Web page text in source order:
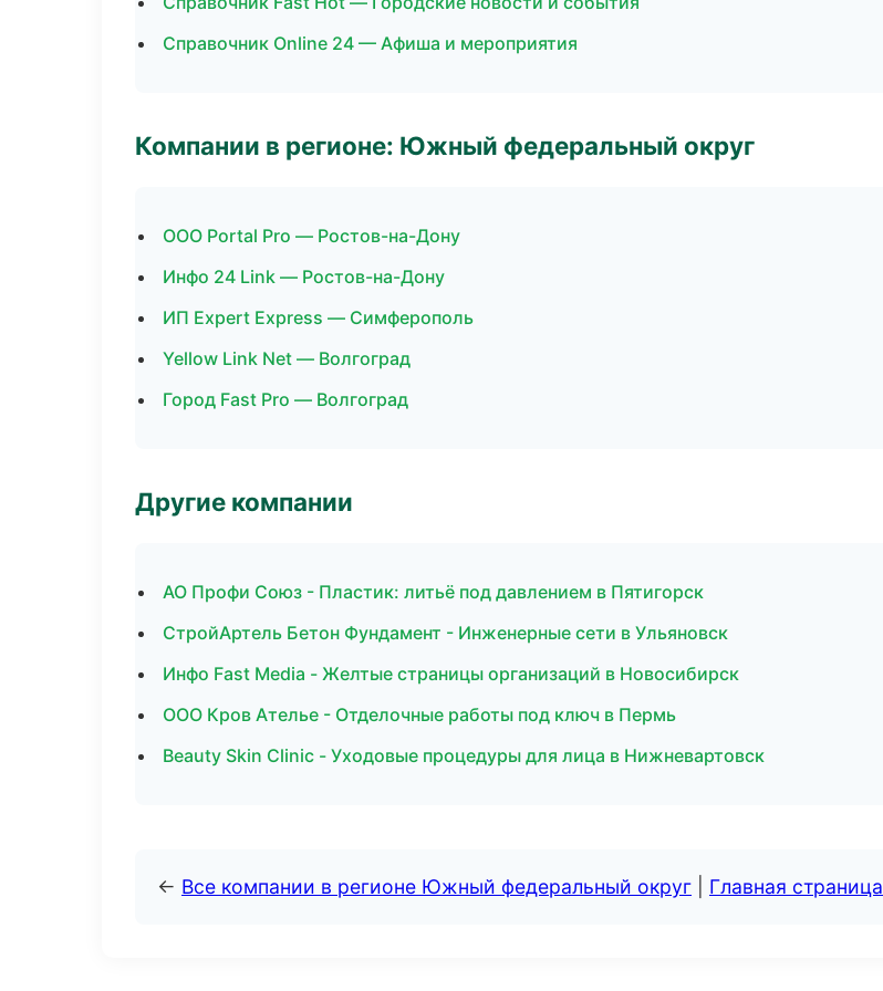
Справочник Online 24 — Афиша и мероприятия
Компании в регионе: Южный федеральный округ
ООО Portal Pro — Ростов-на-Дону
Инфо 24 Link — Ростов-на-Дону
ИП Expert Express — Симферополь
Yellow Link Net — Волгоград
Город Fast Pro — Волгоград
Другие компании
АО Профи Союз - Пластик: литьё под давлением в Пятигорск
СтройАртель Бетон Фундамент - Инженерные сети в Ульяновск
Инфо Fast Media - Желтые страницы организаций в Новосибирск
ООО Кров Ателье - Отделочные работы под ключ в Пермь
Beauty Skin Clinic - Уходовые процедуры для лица в Нижневартовск
← Все компании в регионе Южный федеральный округ Главная страница